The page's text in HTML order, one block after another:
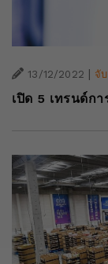
13/12/2022 | จั
เปิด 5 เทรนด์ก